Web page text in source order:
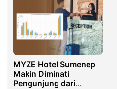
MYZE Hotel Sumenep
Makin Diminati
Pengunjung dari